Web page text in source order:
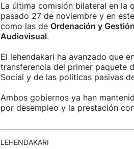
La última comisión bilateral en la
pasado 27 de noviembre y en
como las de Ordenación y
Audiovisual.
El lehendakari ha avanzado que
transferencia del primer paquete
Social y de las políticas pasivas
Ambos gobiernos ya han
por desempleo y la prestación
LEHENDAKARI